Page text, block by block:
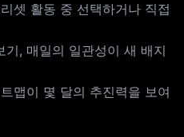
셋 활동 중 선택하거나 직접
, 매일의 일관성이 새 배지
맵이 몇 달의 추진력을 보여